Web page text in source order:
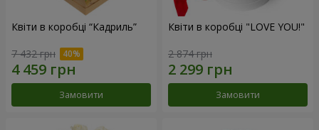
Квіти в коробці “Кадриль”
7 432 грн
Замовити
Квіти в коробці "LOVE YOU!"
2 874 грн
Замовити